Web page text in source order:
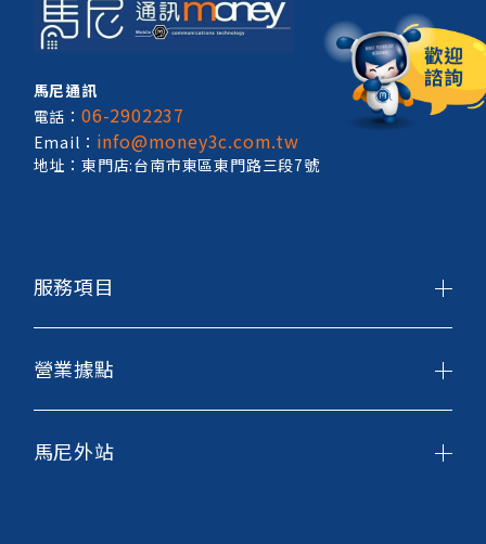
馬尼通訊
電話：06-2902237
Email： info@money3c.com.tw
地址：東門店:台南市東區東門路三段7號
服務項目
營業據點
馬尼外站